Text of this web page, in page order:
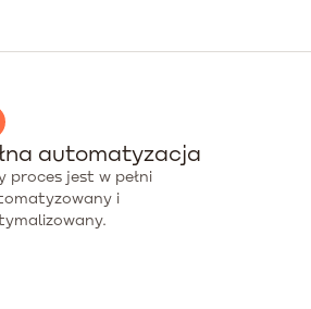
automatyzacja
proces jest w pełni
i